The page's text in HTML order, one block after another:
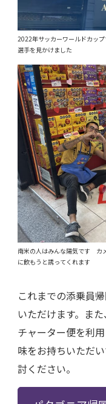
2022年サッカーワールドカッ
選手を見かけました
南米の人はみんな陽気です カ
に飲もうと誘ってくれます
これまでの添乗員
いただけます。ま
チャーター便を利
味をお持ちいただ
討ください。